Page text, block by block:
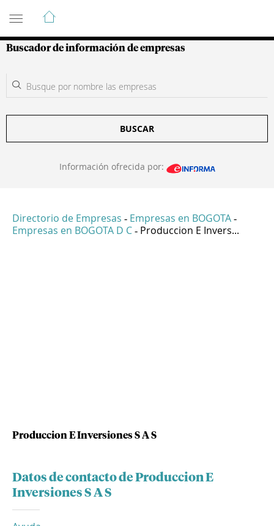
Guía de Empresas Colombianas
Buscador de información de empresas
BUSCAR
Información ofrecida por:
Directorio de Empresas - Empresas en BOGOTA -
Empresas en BOGOTA D C - Produccion E Invers...
Produccion E Inversiones S A S
Datos de contacto de Produccion E
Inversiones S A S